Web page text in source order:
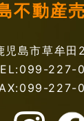
不動産
児島市草牟田
227-
227-